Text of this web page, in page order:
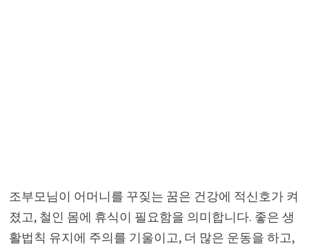
조부모님이 어머니를 꾸짖는 꿈은 건강에 적신호가 켜
졌고, 철인 몸에 휴식이 필요함을 의미합니다. 좋은 생
활법칙 유지에 주의를 기울이고, 더 많은 운동을 하고,